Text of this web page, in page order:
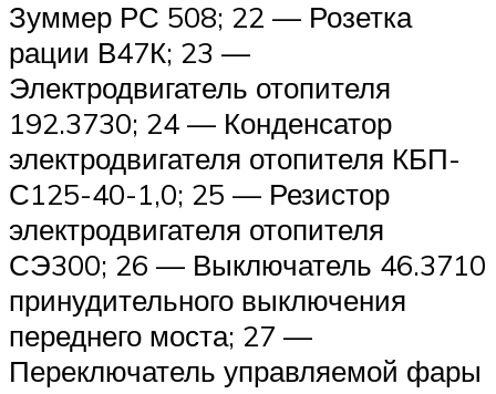
Зуммер РС 508; 22 — Розетка
рации В47К; 23 —
Электродвигатель отопителя
192.3730; 24 — Конденсатор
электродвигателя отопителя КБП-
С125-40-1,0; 25 — Резистор
электродвигателя отопителя
СЭ300; 26 — Выключатель 46.3710
принудительного выключения
переднего моста; 27 —
Переключатель управляемой фары